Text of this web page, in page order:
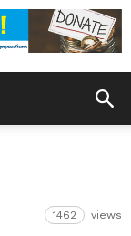
1462 views